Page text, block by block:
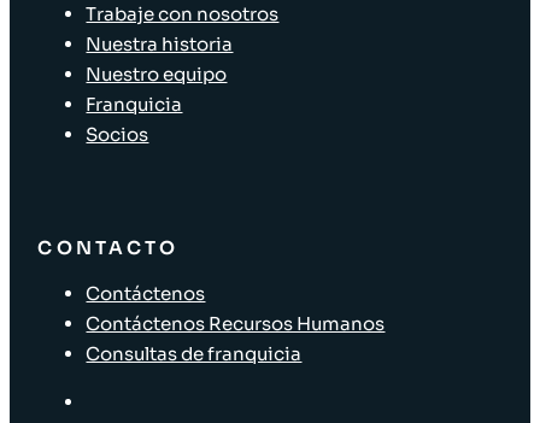
Trabaje con nosotros
Nuestra historia
Nuestro equipo
Franquicia
Socios
CONTACTO
Contáctenos
Contáctenos Recursos Humanos
Consultas de franquicia